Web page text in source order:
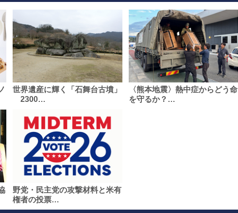
世界遺産に輝く「石舞台古墳」
2300…
〈熊本地震〉熱中症からどう命
を守るか？…
野党・民主党の攻撃材料と米有
権者の投票…